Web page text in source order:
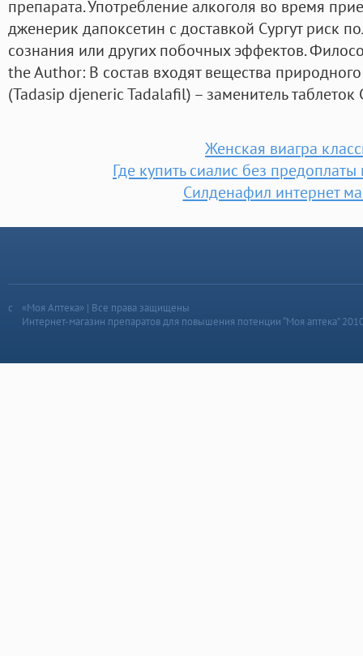
препарата. Употребление алкоголя во время
дженерик дапоксетин с доставкой Сургут риск
сознания или других побочных эффектов.
the Author: В состав входят вещества
(Tadasip djeneric Tadalafil) – заменитель таблеток
Женская виагра
Где купить сиалис без
Силденафил интернет
«Моя Аптека» | Все права защищены
Интернет-магазин препаратов для повышения потенции “Моя аптека”